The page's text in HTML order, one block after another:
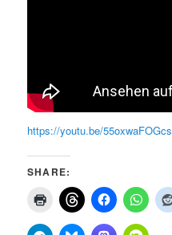
https://youtu.be/55oxwaFOGcs
SHARE: